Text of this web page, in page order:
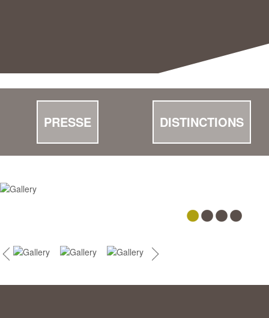
PRESSE DISTINCTIONS